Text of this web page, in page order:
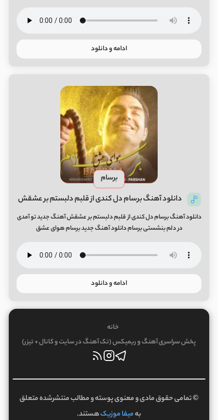
ادامه و دانلود
برسام
دانلود آهنگ برسام دل کندی از قلبم دلبستم بر عشقش
دانلود آهنگ برسام دل کندی از قلبم دلبستم بر عشقش آهنگ جدید تو آمدی
در دلم بنشستی برسام دانلود آهنگ جدید برسام هوای عشق
ادامه و دانلود
خانه
پخش سراسری آهنگ و ریمیکس (تک آهنگ در سایت و کانال + تیزر)
© تمامی حقوق مادی و معنوی پوسته و مطالب منتشرشده متعلق
بهمیفا موزیکهستند.